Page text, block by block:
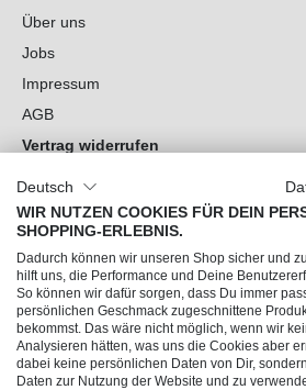
Über uns
Jobs
Impressum
AGB
Vertrag widerrufen
Cookie-Einstellungen
Du hast Fragen?
Unsere Socials
Deutsch
WIR NUTZEN COOKIES FÜR DEIN
SHOPPING-ERLEBNIS.
Dadurch können wir unseren Shop sicher und
hilft uns, die Performance und Deine
So können wir dafür sorgen, dass Du immer
persönlichen Geschmack zugeschnittene
bekommst. Das wäre nicht möglich, wenn wir
Analysieren hätten, was uns die Cookies aber
dabei keine persönlichen Daten von Dir,
Daten zur Nutzung der Website und zu